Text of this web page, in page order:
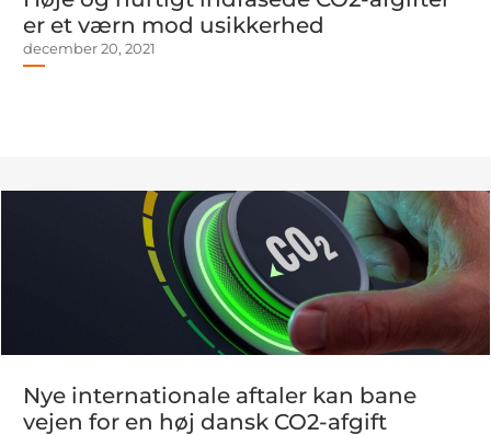
er et værn mod usikkerhed
december 20, 2021
Nye internationale aftaler kan bane
vejen for en høj dansk CO2-afgift